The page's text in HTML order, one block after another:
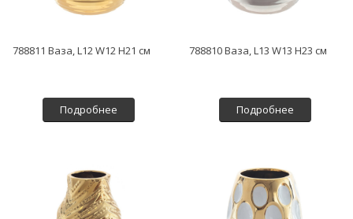
788811 Ваза, L12 W12 H21 см
Подробнее
788810 Ваза, L13 W13 H23 см
Подробнее